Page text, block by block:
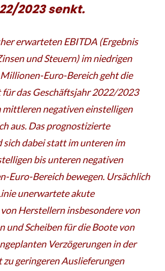
2023 senkt.
erwarteten EBITDA (Ergebnis
und Steuern) im niedrigen
Euro-Bereich geht die
für das Geschäftsjahr 2022/2023
mittleren negativen einstelligen
aus. Das prognostizierte
sich dabei statt im unteren im
bis unteren negativen
Euro-Bereich bewegen. Ursächlich
unerwartete akute
Herstellern insbesondere von
und Scheiben für die Boote von
Verzögerungen in der
geringeren Auslieferungen